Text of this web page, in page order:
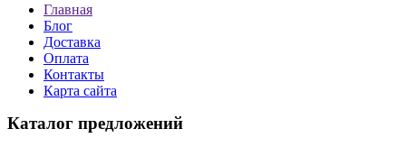
Главная
Блог
Доставка
Оплата
Контакты
Карта сайта
Каталог предложений